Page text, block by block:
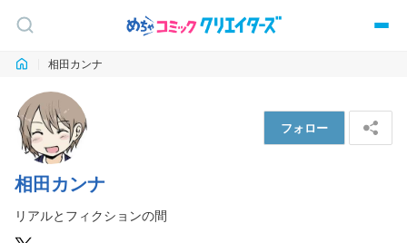
相田カンナ
相田カンナ
フォロー
リアルとフィクションの間